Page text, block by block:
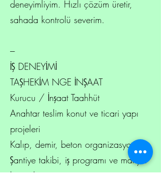
deneyimliyim. Hızlı çözüm üretir,
sahada kontrolü severim.
---
İŞ DENEYİMİ
TAŞHEKİM NGE İNŞAAT
Kurucu / İnşaat Taahhüt
Anahtar teslim konut ve ticari yapı
projeleri
Kalıp, demir, beton organizasyonu
Şantiye takibi, iş programı ve maliyet
kontrolü